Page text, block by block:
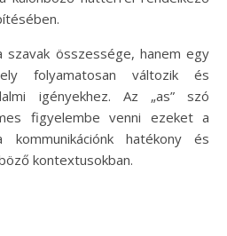
szavak összessége, hanem egy
folyamatosan változik és
igényekhez. Az „as” szó
figyelembe venni ezeket a
hatékony és
kontextusokban.